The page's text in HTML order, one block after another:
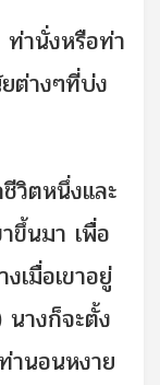
านั่งหรือท่า
ต่างๆที่บ่ง
วิตหนึ่งและ
ขึ้นมา เพื่อ
เมื่อเขาอยู่
างก็จะตั้ง
านอนหงาย